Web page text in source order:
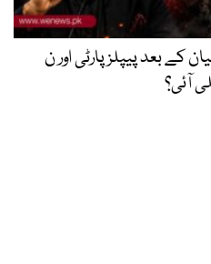
کے بعد پیپلز پارٹی اور ن
آئی؟